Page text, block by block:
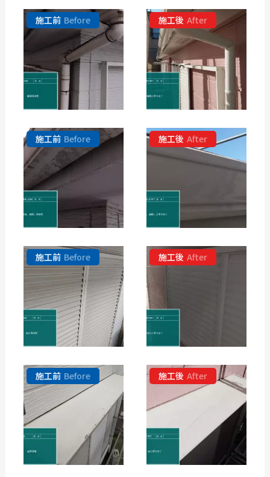
施工前 Before 施工後 After
施工前 Before 施工後 After
施工前 Before 施工後 After
施工前 Before 施工後 After